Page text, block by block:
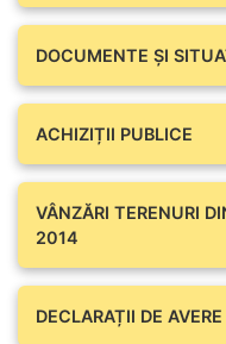
DOCUMENTE ŞI
ACHIZIȚII PUBLICE
VÂNZĂRI TERENURI
2014
DECLARAȚII DE